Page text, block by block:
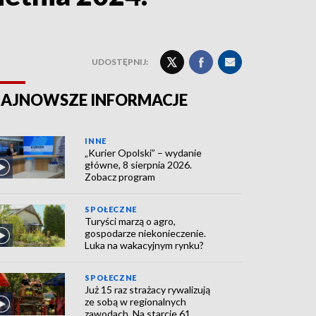
UDOSTĘPNIJ:
INFORMACJE
INNE
„Kurier Opolski” – wydanie
główne, 8 sierpnia 2026.
Zobacz program
SPOŁECZNE
Turyści marzą o agro,
gospodarze niekonieczenie.
Luka na wakacyjnym rynku?
SPOŁECZNE
Już 15 raz strażacy rywalizują
ze sobą w regionalnych
zawodach. Na starcie 61